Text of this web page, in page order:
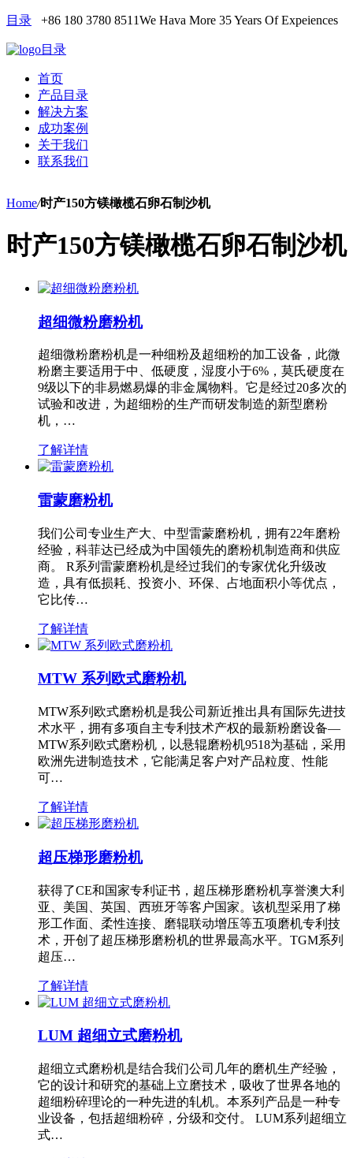
目录 +86 180 3780 8511We Hava More 35 Years Of Expeiences
目录
首页
产品目录
解决方案
成功案例
关于我们
联系我们
Home/时产150方镁橄榄石卵石制沙机
时产150方镁橄榄石卵石制沙机
超细微粉磨粉机
超细微粉磨粉机是一种细粉及超细粉的加工设备，此微
粉磨主要适用于中、低硬度，湿度小于6%，莫氏硬度在
9级以下的非易燃易爆的非金属物料。它是经过20多次的
试验和改进，为超细粉的生产而研发制造的新型磨粉
机，…
了解详情
雷蒙磨粉机
我们公司专业生产大、中型雷蒙磨粉机，拥有22年磨粉
经验，科菲达已经成为中国领先的磨粉机制造商和供应
商。 R系列雷蒙磨粉机是经过我们的专家优化升级改
造，具有低损耗、投资小、环保、占地面积小等优点，
它比传…
了解详情
MTW 系列欧式磨粉机
MTW系列欧式磨粉机是我公司新近推出具有国际先进技
术水平，拥有多项自主专利技术产权的最新粉磨设备—
MTW系列欧式磨粉机，以悬辊磨粉机9518为基础，采用
欧洲先进制造技术，它能满足客户对产品粒度、性能
可…
了解详情
超压梯形磨粉机
获得了CE和国家专利证书，超压梯形磨粉机享誉澳大利
亚、美国、英国、西班牙等客户国家。该机型采用了梯
形工作面、柔性连接、磨辊联动增压等五项磨机专利技
术，开创了超压梯形磨粉机的世界最高水平。TGM系列
超压…
了解详情
LUM 超细立式磨粉机
超细立式磨粉机是结合我们公司几年的磨机生产经验，
它的设计和研究的基础上立磨技术，吸收了世界各地的
超细粉碎理论的一种先进的轧机。本系列产品是一种专
业设备，包括超细粉碎，分级和交付。 LUM系列超细立
式…